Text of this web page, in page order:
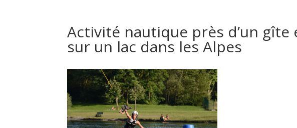
Activité nautique près d’un gîte
sur un lac dans les Alpes